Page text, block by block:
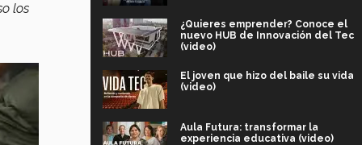
los
¿Quieres emprender? Conoce el
nuevo HUB de Innovación del Tec
(video)
El joven que hizo del baile su vida
(video)
Aula Futura: transformar la
experiencia educativa (video)